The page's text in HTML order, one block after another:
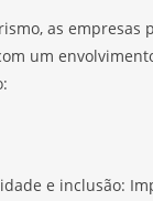
as empresas
um
e inclusão: